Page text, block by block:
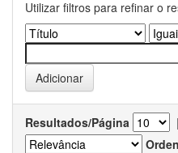
Utilizar filtros para refinar o
Resultados/Página |